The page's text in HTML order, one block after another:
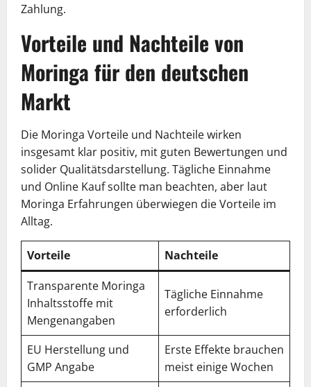
Zahlung.
Vorteile und Nachteile von
Moringa für den deutschen
Markt
Die Moringa Vorteile und Nachteile wirken
insgesamt klar positiv, mit guten Bewertungen und
solider Qualitätsdarstellung. Tägliche Einnahme
und Online Kauf sollte man beachten, aber laut
Moringa Erfahrungen überwiegen die Vorteile im
Alltag.
Vorteile
Nachteile
Transparente Moringa
Inhaltsstoffe mit
Mengenangaben
Tägliche Einnahme
erforderlich
EU Herstellung und
GMP Angabe
Erste Effekte brauchen
meist einige Wochen